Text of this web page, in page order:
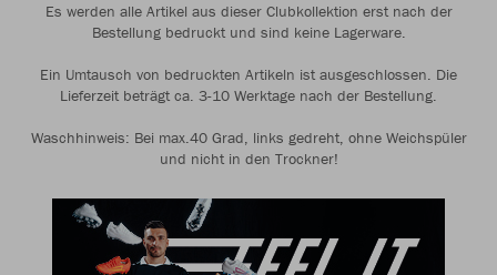
Es werden alle Artikel aus dieser Clubkollektion erst nach der
Bestellung bedruckt und sind keine Lagerware.
Ein Umtausch von bedruckten Artikeln ist ausgeschlossen. Die
Lieferzeit beträgt ca. 3-10 Werktage nach der Bestellung.
Waschhinweis: Bei max.40 Grad, links gedreht, ohne Weichspüler
und nicht in den Trockner!